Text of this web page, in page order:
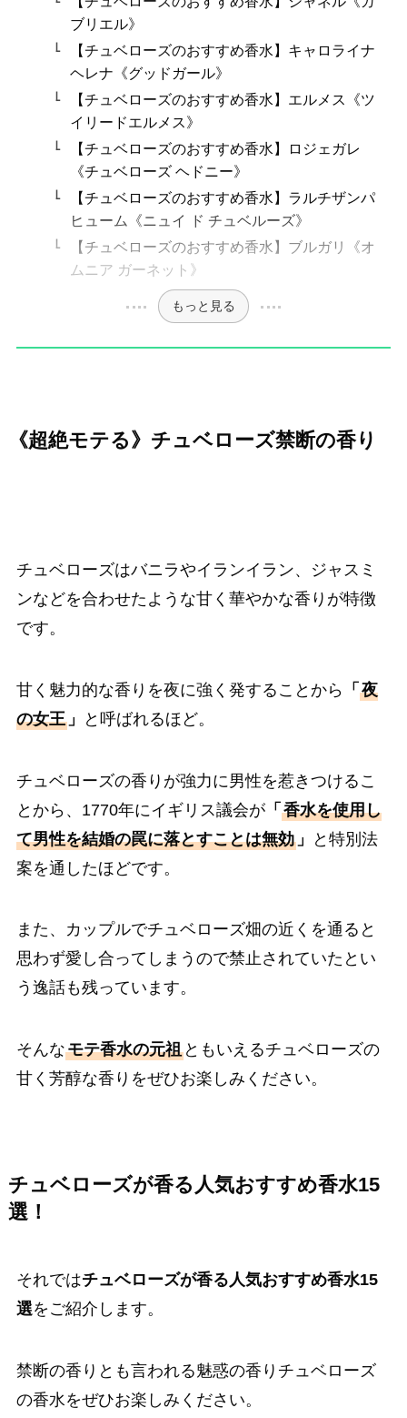
ブリエル》
【チュベローズのおすすめ香水】キャロライナ
ヘレナ《グッドガール》
【チュベローズのおすすめ香水】エルメス《ツ
イリードエルメス》
【チュベローズのおすすめ香水】ロジェガレ
《チュベローズ ヘドニー》
【チュベローズのおすすめ香水】ラルチザンパ
ヒューム《ニュイ ド チュベルーズ》
【チュベローズのおすすめ香水】ブルガリ《オ
ムニア ガーネット》
もっと見る
《超絶モテる》チュベローズ禁断の香り
チュベローズはバニラやイランイラン、ジャスミ
ンなどを合わせたような甘く華やかな香りが特徴
です。
甘く魅力的な香りを夜に強く発することから 「 夜
の女王」 と呼ばれるほど。
チュベローズの香りが強力に男性を惹きつけるこ
とから、1770年にイギリス議会が「 香水を使用し
て男性を結婚の罠に落とすことは無効」
と特別法
案を通したほどです。
また、カップルでチュベローズ畑の近くを通ると
思わず愛し合ってしまうので禁止されていたとい
う逸話も残っています。
そんなモテ香水の元祖ともいえるチュベローズの
甘く芳醇な香りをぜひお楽しみください。
チュベローズが香る人気おすすめ香水15
選！
それではチュベローズが香る人気おすすめ香水15
選をご紹介します。
禁断の香りとも言われる魅惑の香りチュベローズ
の香水をぜひお楽しみください。